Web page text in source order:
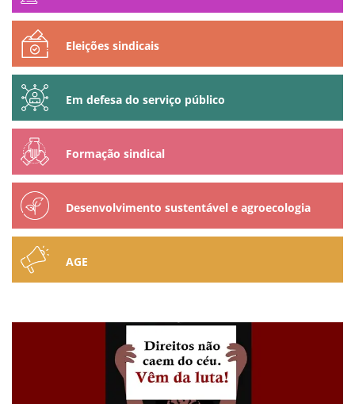
Eleições sindicais
Em defesa do serviço público
Formação sindical
Desenvolvimento sustentável e agroecologia
AGE